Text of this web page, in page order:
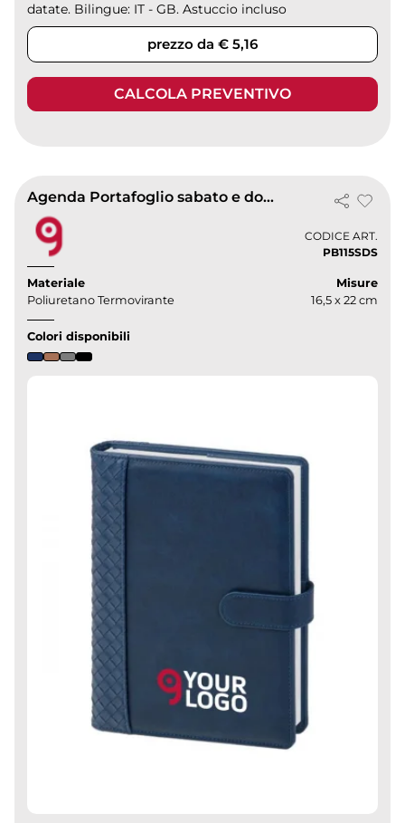
datate. Bilingue: IT - GB. Astuccio incluso
prezzo da € 5,16
CALCOLA PREVENTIVO
Agenda Portafoglio sabato e domenica separati
CODICE ART.
PB115SDS
Materiale
Poliuretano Termovirante
Misure
16,5 x 22 cm
Colori disponibili